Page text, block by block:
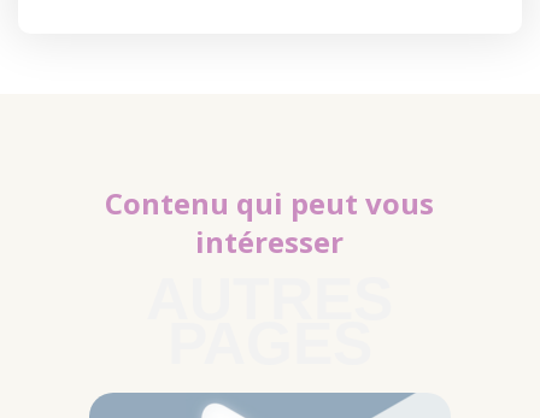
Contenu qui peut vous
intéresser